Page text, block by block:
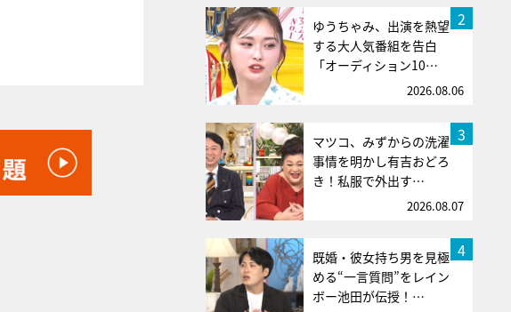
2
ゆうちゃみ、出演を熱望
する大人気番組を告白
「オーディション10…
2026.08.06
3
マツコ、みずからの洗濯
事情を明かし有吉おどろ
き！私服で外出す…
2026.08.07
4
既婚・彼女持ち男を見極
める“一言質問”をレイン
ボー池田が伝授！…